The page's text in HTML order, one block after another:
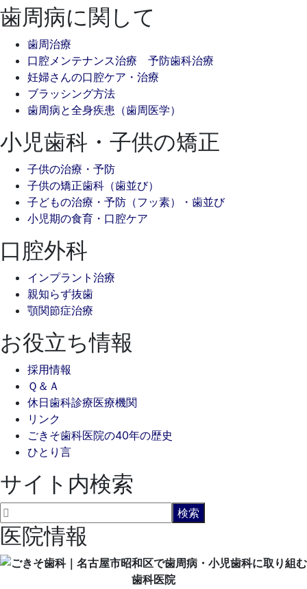
歯周病に関して
歯周治療
口腔メンテナンス治療 予防歯科治療
妊婦さんの口腔ケア・治療
ブラッシング方法
歯周病と全身疾患（歯周医学）
小児歯科・子供の矯正
子供の治療・予防
子供の矯正歯科（歯並び）
子どもの治療・予防（フッ素）・歯並び
小児期の食育・口腔ケア
口腔外科
インプラント治療
親知らず抜歯
顎関節症治療
お役立ち情報
採用情報
Ｑ＆Ａ
休日歯科診療医療機関
リンク
ごきそ歯科医院の40年の歴史
ひとり言
サイト内検索
医院情報